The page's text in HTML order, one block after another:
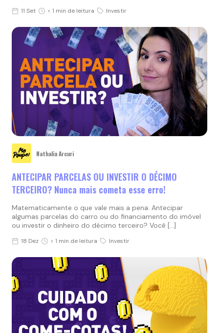
11 Set < 1 min de leitura Investir
Nathalia Arcuri
ANTECIPAR PARCELAS OU INVESTIR O DÉCIMO
TERCEIRO? Nunca mais cometa esse erro!
Matematicamente o que vale mais a pena: Antecipar
algumas parcelas do carro ou do financiamento do imóvel
ou investir o dinheiro do décimo terceiro? Você […]
18 Dez < 1 min de leitura Investir